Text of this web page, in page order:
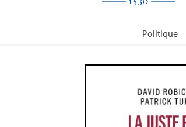
Politique